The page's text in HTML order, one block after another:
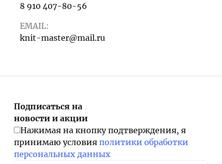
8 910 407-80-56
EMAIL:
knit-master@mail.ru
Подписаться на
новости и акции
Нажимая на кнопку подтверждения, я
принимаю условия политики обработки
персональных данных